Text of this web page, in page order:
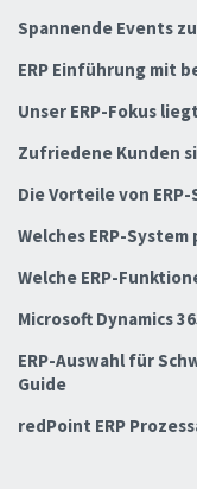
Spannende Events
ERP Einführung mit
Unser ERP-Fokus
Zufriedene Kunden
Die Vorteile von
Welches ERP-
Welche ERP-
Microsoft Dynamics
ERP-Auswahl für
Guide
redPoint ERP